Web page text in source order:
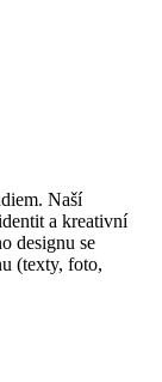
Naší
a kreativní
designu se
(texty, foto,